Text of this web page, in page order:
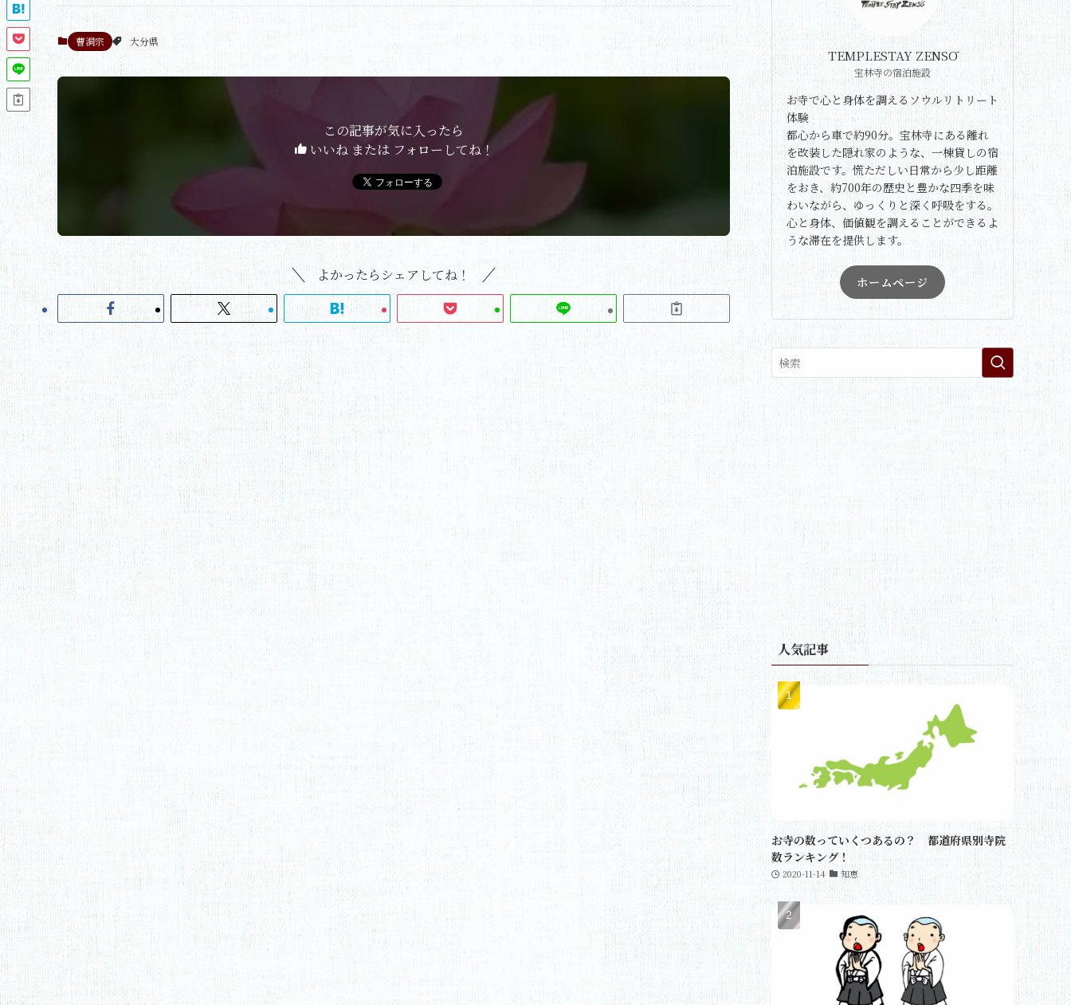
曹洞宗 大分県
この記事が気に入ったら
いいね または フォローしてね！
よかったらシェアしてね！
TEMPLESTAY ZENSŌ
宝林寺の宿泊施設
お寺で心と身体を調えるソウルリトリート
体験
都心から車で約90分。宝林寺にある離れ
を改装した隠れ家のような、一棟貸しの宿
泊施設です。慌ただしい日常から少し距離
をおき、約700年の歴史と豊かな四季を味
わいながら、ゆっくりと深く呼吸をする。
心と身体、価値観を調えることができるよ
うな滞在を提供します。
ホームページ
人気記事
お寺の数っていくつあるの？ 都道府県別寺院
数ランキング！
2020-11-14 知恵